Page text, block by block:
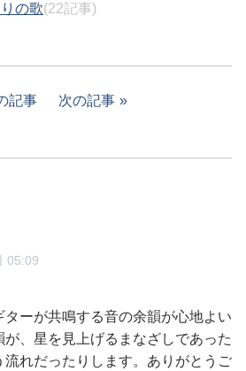
の歌(22記事)
記事 次の記事
05:09
ーが共鳴する音の余韻が心地よい
、星を見上げるまなざしであった
流れだったりします。ありがとうご